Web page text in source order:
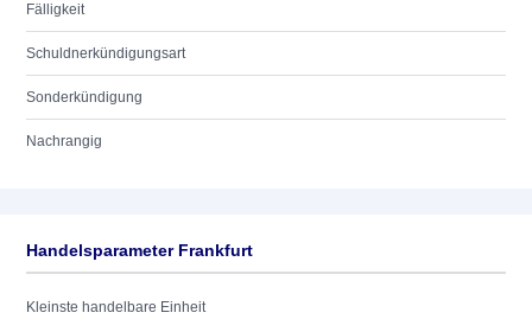
Fälligkeit
Schuldnerkündigungsart
Sonderkündigung
Nachrangig
Handelsparameter Frankfurt
Kleinste handelbare Einheit